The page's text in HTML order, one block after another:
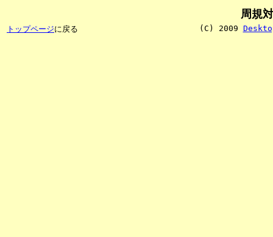
周規
トップページに戻る (C) 2009